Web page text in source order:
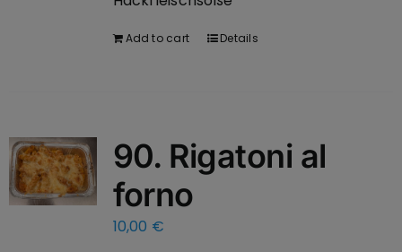
Add to cart Details
90. Rigatoni al
forno
10,00 €